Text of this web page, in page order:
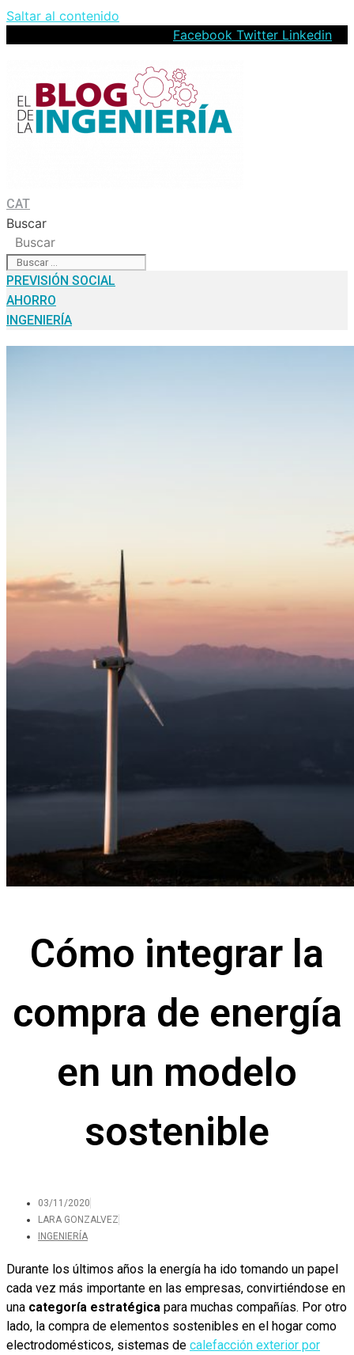
Saltar al contenido
Facebook Twitter Linkedin
CAT
Buscar
Buscar
PREVISIÓN SOCIAL
AHORRO
INGENIERÍA
Cómo integrar la
compra de energía
en un modelo
sostenible
03/11/2020
LARA GONZALVEZ
INGENIERÍA
Durante los últimos años la energía ha ido tomando un papel
cada vez más importante en las empresas, convirtiéndose en
una categoría estratégica para muchas compañías. Por otro
lado, la compra de elementos sostenibles en el hogar como
electrodomésticos, sistemas de calefacción exterior por